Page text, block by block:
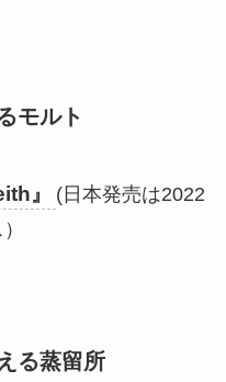
モルト
』
(日本発売は2022
る蒸留所